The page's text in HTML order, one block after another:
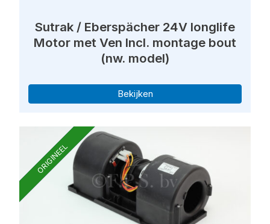
Sutrak / Eberspächer 24V longlife
Motor met Ven Incl. montage bout
(nw. model)
Bekijken
ORIGINEEL